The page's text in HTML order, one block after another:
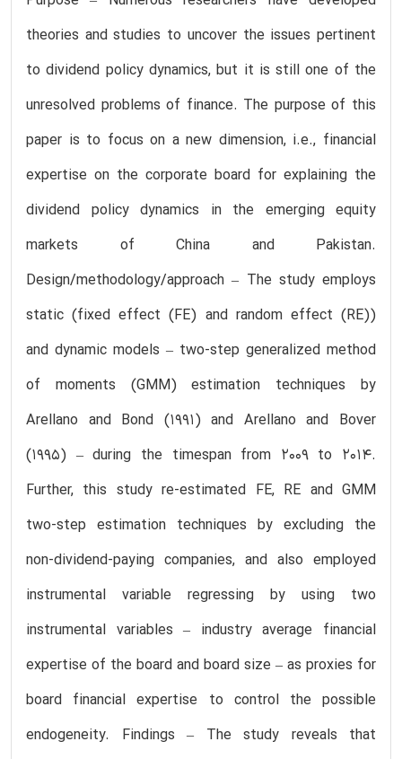
theories and studies to uncover the issues pertinent
to dividend policy dynamics, but it is still one of the
unresolved problems of finance. The purpose of this
paper is to focus on a new dimension, i.e., financial
expertise on the corporate board for explaining the
dividend policy dynamics in the emerging equity
markets of China and Pakistan.
Design/methodology/approach – The study employs
static (fixed effect (FE) and random effect (RE))
and dynamic models – two-step generalized method
of moments (GMM) estimation techniques by
Arellano and Bond (1991) and Arellano and Bover
(1995) – during the timespan from 2009 to 2014.
Further, this study re-estimated FE, RE and GMM
two-step estimation techniques by excluding the
non-dividend-paying companies, and also employed
instrumental variable regressing by using two
instrumental variables – industry average financial
expertise of the board and board size – as proxies for
board financial expertise to control the possible
endogeneity. Findings – The study reveals that